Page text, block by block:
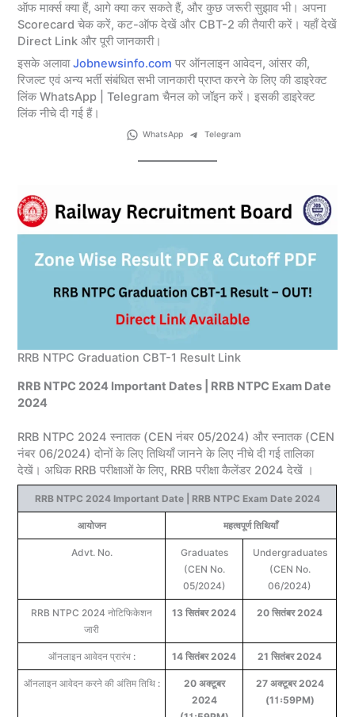
ऑफ मार्क्स क्या हैं, आगे क्या कर सकते हैं, और कुछ जरूरी सुझाव भी। अपना
Scorecard चेक करें, कट-ऑफ देखें और CBT-2 की तैयारी करें। यहाँ देखें
Direct Link और पूरी जानकारी।
इसके अलावाJobnewsinfo.com पर ऑनलाइन आवेदन, आंसर की,
रिजल्ट एवं अन्य भर्ती संबंधित सभी जानकारी प्राप्त करने के लिए की डाइरेक्ट
लिंक WhatsApp | Telegram चैनल को जॉइन करें। इसकी डाइरेक्ट
लिंक नीचे दी गई हैं।
WhatsApp Telegram
RRB NTPC Graduation CBT-1 Result Link
RRB NTPC 2024 Important Dates | RRB NTPC Exam Date
2024
RRB NTPC 2024 स्नातक (CEN नंबर 05/2024) और स्नातक (CEN
नंबर 06/2024) दोनों के लिए तिथियाँ जानने के लिए नीचे दी गई तालिका
देखें। अधिक RRB परीक्षाओं के लिए, RRB परीक्षा कैलेंडर 2024 देखें ।
RRB NTPC 2024 Important Date | RRB NTPC Exam Date 2024
आयोजन महत्वपूर्ण तिथियाँ
Advt. No.
Graduates
(CEN No.
05/2024)
Undergraduates
(CEN No.
06/2024)
RRB NTPC 2024 नोटिफिकेशन
जारी
13 सितंबर 2024 20 सितंबर 2024
ऑनलाइन आवेदन प्रारंभ : 14 सितंबर 2024 21 सितंबर 2024
ऑनलाइन आवेदन करने की अंतिम तिथि :
20 अक्टूबर
2024
27 अक्टूबर 2024
(11ः59PM)